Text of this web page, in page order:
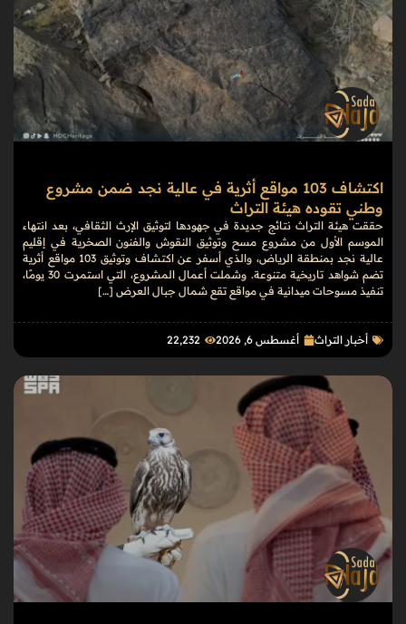
اكتشاف 103 مواقع أثرية في عالية نجد ضمن مشروع
وطني تقوده هيئة التراث
حققت هيئة التراث نتائج جديدة في جهودها لتوثيق الإرث الثقافي، بعد انتهاء
الموسم الأول من مشروع مسح وتوثيق النقوش والفنون الصخرية في إقليم
عالية نجد بمنطقة الرياض، والذي أسفر عن اكتشاف وتوثيق 103 مواقع أثرية
تضم شواهد تاريخية متنوعة. وشملت أعمال المشروع، التي استمرت 30 يومًا،
تنفيذ مسوحات ميدانية في مواقع تقع شمال جبال العرض […]
أخبار التراث أغسطس 6, 2026 22٬232